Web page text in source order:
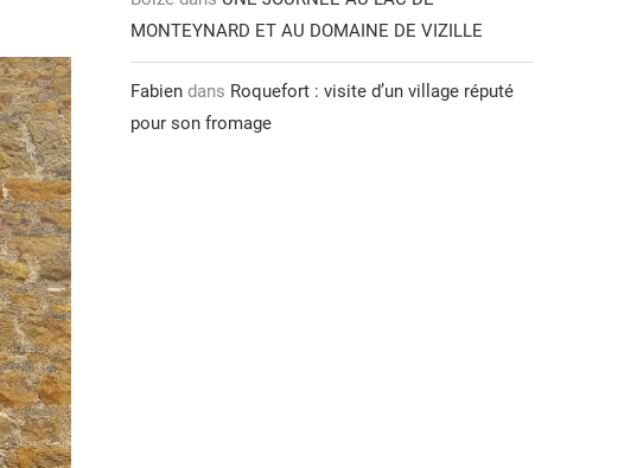
MONTEYNARD ET AU DOMAINE DE VIZILLE
Fabien dans Roquefort : visite d’un village réputé
pour son fromage